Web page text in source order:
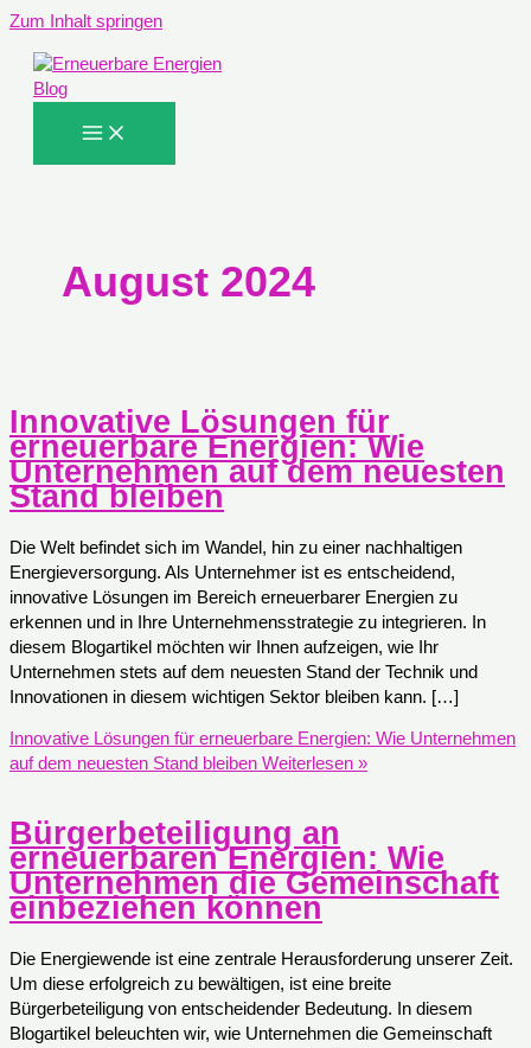
Zum Inhalt springen
August 2024
Innovative Lösungen für
erneuerbare Energien: Wie
Unternehmen auf dem neuesten
Stand bleiben
Die Welt befindet sich im Wandel, hin zu einer nachhaltigen
Energieversorgung. Als Unternehmer ist es entscheidend,
innovative Lösungen im Bereich erneuerbarer Energien zu
erkennen und in Ihre Unternehmensstrategie zu integrieren. In
diesem Blogartikel möchten wir Ihnen aufzeigen, wie Ihr
Unternehmen stets auf dem neuesten Stand der Technik und
Innovationen in diesem wichtigen Sektor bleiben kann. […]
Innovative Lösungen für erneuerbare Energien: Wie Unternehmen
auf dem neuesten Stand bleiben Weiterlesen »
Bürgerbeteiligung an
erneuerbaren Energien: Wie
Unternehmen die Gemeinschaft
einbeziehen können
Die Energiewende ist eine zentrale Herausforderung unserer Zeit.
Um diese erfolgreich zu bewältigen, ist eine breite
Bürgerbeteiligung von entscheidender Bedeutung. In diesem
Blogartikel beleuchten wir, wie Unternehmen die Gemeinschaft